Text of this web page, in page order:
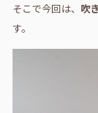
そこで今回は、 吹
す。